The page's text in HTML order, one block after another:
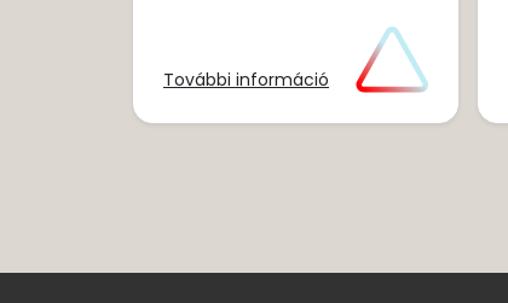
További információ